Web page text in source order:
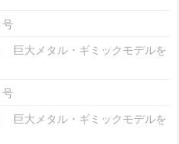
号
巨大メタル・ギミックモデルを
号
巨大メタル・ギミックモデルを